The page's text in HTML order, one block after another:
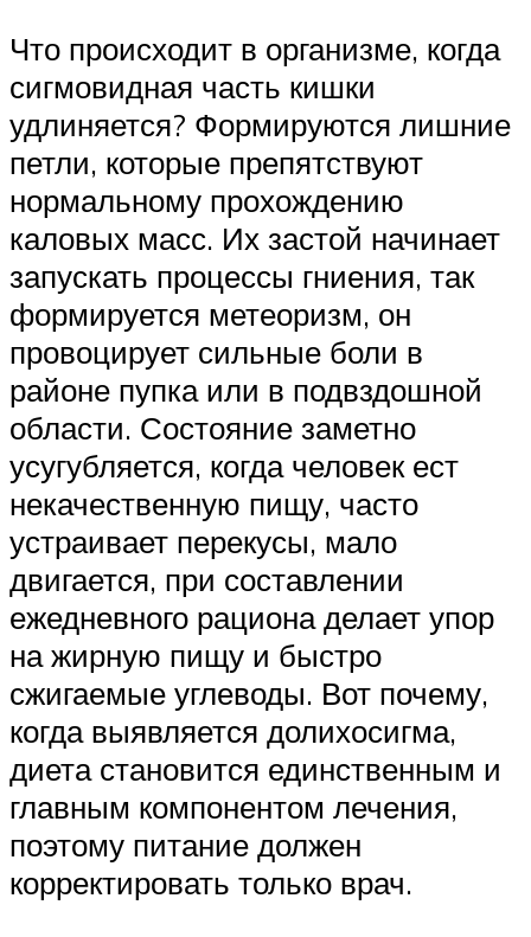
Что происходит в организме, когда
сигмовидная часть кишки
удлиняется? Формируются лишние
петли, которые препятствуют
нормальному прохождению
каловых масс. Их застой начинает
запускать процессы гниения, так
формируется метеоризм, он
провоцирует сильные боли в
районе пупка или в подвздошной
области. Состояние заметно
усугубляется, когда человек ест
некачественную пищу, часто
устраивает перекусы, мало
двигается, при составлении
ежедневного рациона делает упор
на жирную пищу и быстро
сжигаемые углеводы. Вот почему,
когда выявляется долихосигма,
диета становится единственным и
главным компонентом лечения,
поэтому питание должен
корректировать только врач.